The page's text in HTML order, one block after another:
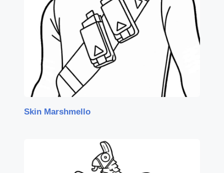
Skin Marshmello